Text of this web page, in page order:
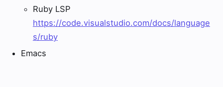
Ruby LSP
https://code.visualstudio.com/docs/language
s/ruby
Emacs